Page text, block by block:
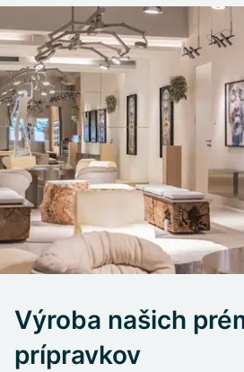
Výroba našich
prípravkov